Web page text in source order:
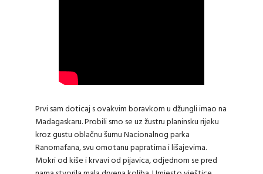
Prvi sam doticaj s ovakvim boravkom u džungli imao na
Madagaskaru. Probili smo se uz žustru planinsku rijeku
kroz gustu oblačnu šumu Nacionalnog parka
Ranomafana, svu omotanu papratima i lišajevima.
Mokri od kiše i krvavi od pijavica, odjednom se pred